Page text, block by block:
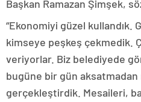
Başkan Ramazan Şimşek,
“Ekonomiyi güzel kullandık.
kimseye peşkeş çekmedik.
veriyorlar. Biz belediyede
bugüne bir gün aksatmadan
gerçekleştirdik. Mesaileri,